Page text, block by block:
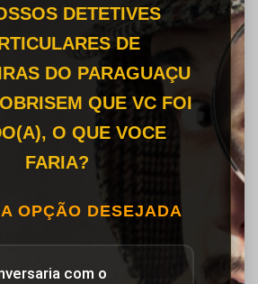
DETETIVES
DE
DO PARAGUAÇU
QUE VC FOI
O QUE VOCE
FARIA?
OPÇÃO DESEJADA
com o